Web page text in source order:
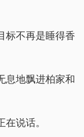
标不再是睡得香
息地飘进柏家和
说话。